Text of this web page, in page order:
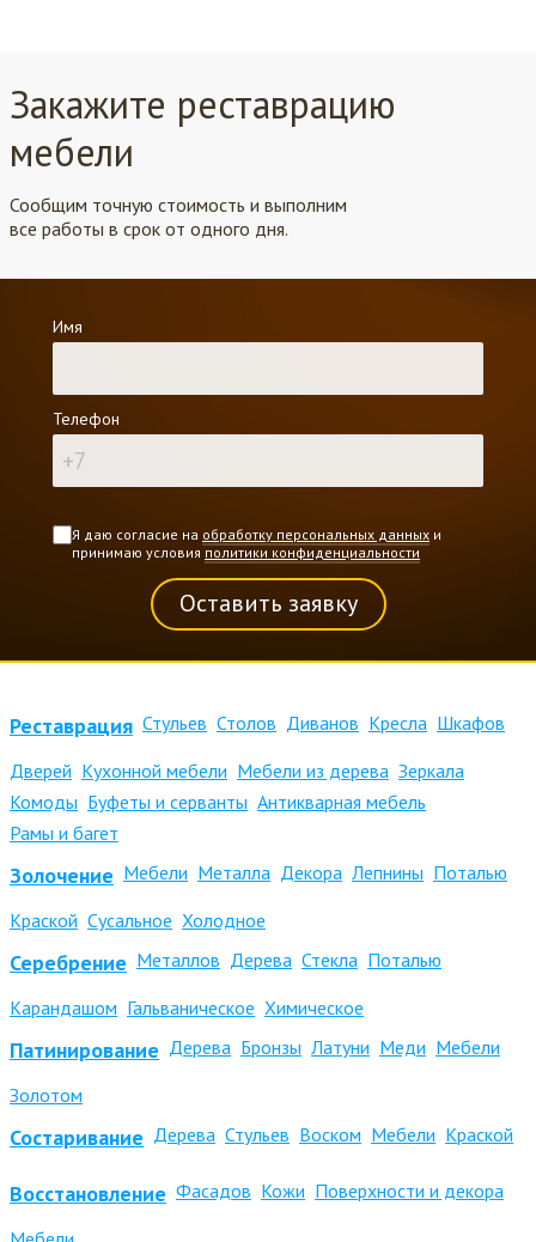
Закажите реставрацию
мебели
Сообщим точную стоимость и выполним
все работы в срок от одного дня.
Имя
Телефон
Я даю согласие на обработку персональных данных и
принимаю условия политики конфиденциальности
Оставить заявку
Реставрация Стульев Столов Диванов Кресла Шкафов
Дверей Кухонной мебели Мебели из дерева Зеркала
Комоды Буфеты и серванты Антикварная мебель
Рамы и багет
Золочение Мебели Металла Декора Лепнины Поталью
Краской Сусальное Холодное
Серебрение Металлов Дерева Стекла Поталью
Карандашом Гальваническое Химическое
Патинирование Дерева Бронзы Латуни Меди Мебели
Золотом
Состаривание Дерева Стульев Воском Мебели Краской
Восстановление Фасадов Кожи Поверхности и декора